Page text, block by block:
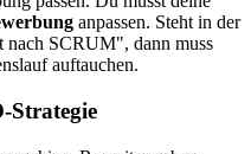
anpassen. Steht in der
nach SCRUM", dann muss
auftauchen.
Strategie